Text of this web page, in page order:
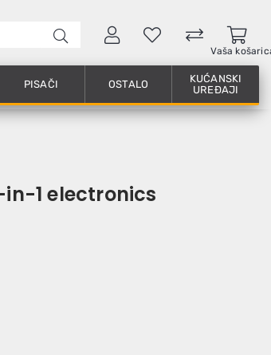
Vaša
PISAČI OSTALO
KUĆANSKI
UREĐAJI
1 electronics